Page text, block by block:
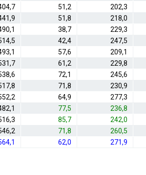
51,2
202,3
51,8
218,0
38,7
229,3
42,4
247,5
57,6
209,1
61,2
229,8
72,1
245,6
71,8
230,9
64,9
277,3
77,5
236,8
85,7
242,0
71,8
260,5
62,0 271,9